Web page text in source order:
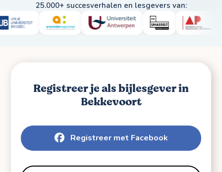
25.000+ succesverhalen en lesgevers van:
Registreer je als bijlesgever in
Bekkevoort
Registreer met Facebook